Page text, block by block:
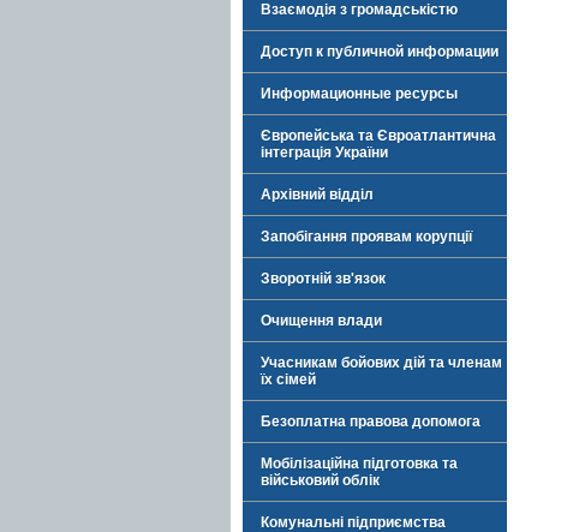
Взаємодія з громадськістю
Доступ к публичной информации
Информационные ресурсы
Європейська та Євроатлантична
інтеграція України
Архівний відділ
Запобігання проявам корупції
Зворотній зв'язок
Очищення влади
Учасникам бойових дій та членам
їх сімей
Безоплатна правова допомога
Мобілізаційна підготовка та
військовий облік
Комунальні підприємства